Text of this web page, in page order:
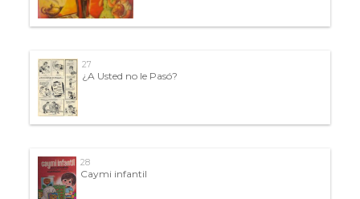
27
¿A Usted no le Pasó?
28
Caymi infantil